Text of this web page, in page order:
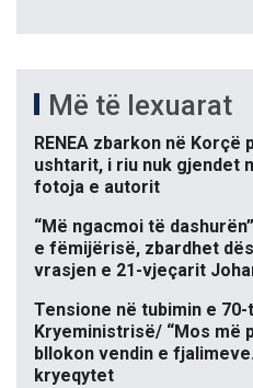
Më të lexuarat
RENEA zbarkon në Korçë
ushtarit, i riu nuk gjendet
fotoja e autorit
“Më ngacmoi të
e fëmijërisë, zbardhet
vrasjen e 21-vjeçarit
Tensione në tubimin e
Kryeministrisë/ “Mos më
bllokon vendin e
kryeqytet